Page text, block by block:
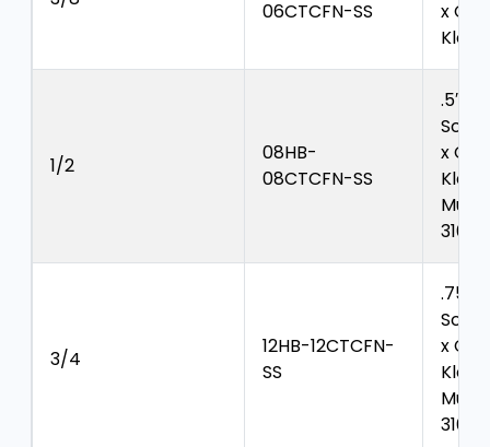
06CTCFN-SS
x
1/2
08HB-
08CTCFN-SS
.5″
x
316
3/4
12HB-12CTCFN-
SS
.75″
x
316